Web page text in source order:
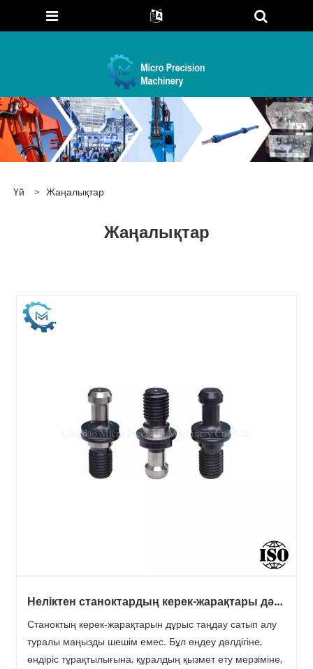
Үй > Жаңалықтар
Жаңалықтар
Неліктен станоктардың керек-жарақтары дәл
Станоктың керек-жарақтарын дұрыс таңдау сатып алу
туралы маңызды шешім емес. Бұл өңдеу дәлдігіне,
өндіріс тұрақтылығына, құралдың қызмет ету мерзіміне,